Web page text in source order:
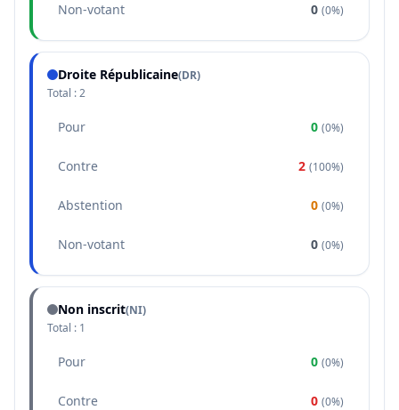
Non-votant 0 (0%)
Droite Républicaine(DR)
Total :2
Pour 0 (0%)
Contre 2 (100%)
Abstention 0 (0%)
Non-votant 0 (0%)
Non inscrit(NI)
Total : 1
Pour 0 (0%)
Contre 0 (0%)